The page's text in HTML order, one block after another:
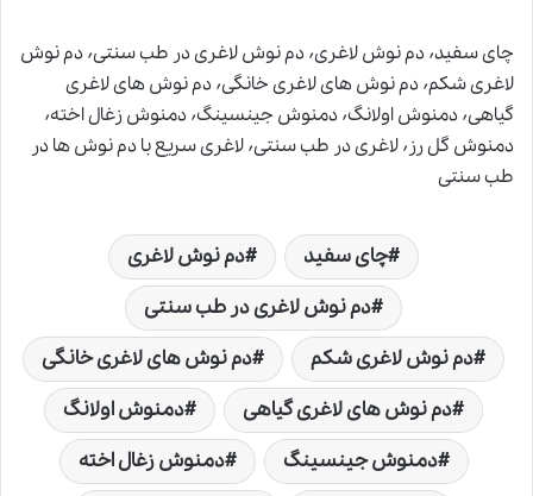
چای سفید٬ دم نوش لاغری٬ دم نوش لاغری در طب سنتی٬ دم نوش
لاغری شکم٬ دم نوش های لاغری خانگی٬ دم نوش های لاغری
گیاهی٬ دمنوش اولانگ٬ دمنوش جینسینگ٬ دمنوش زغال اخته٬
دمنوش گل رز٬ لاغری در طب سنتی٬ لاغری سریع با دم نوش ها در
طب سنتی
چای سفید
دم نوش لاغری
دم نوش لاغری در طب سنتی
دم نوش لاغری شکم
دم نوش های لاغری خانگی
دم نوش های لاغری گیاهی
دمنوش اولانگ
دمنوش جینسینگ
دمنوش زغال اخته